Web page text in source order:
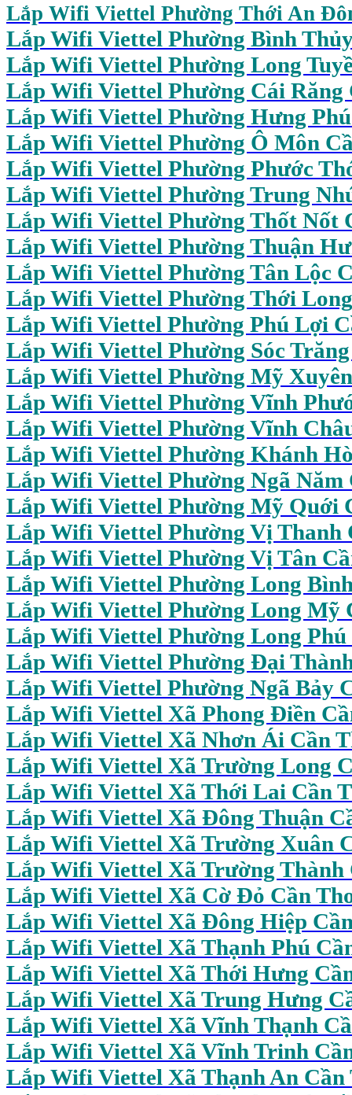
Lắp Wifi Viettel Phường Thới An
Lắp Wifi Viettel Phường Bình
Lắp Wifi Viettel Phường Long
Lắp Wifi Viettel Phường Cái Răng
Lắp Wifi Viettel Phường Hưng
Lắp Wifi Viettel Phường Ô Môn
Lắp Wifi Viettel Phường Phước
Lắp Wifi Viettel Phường Trung
Lắp Wifi Viettel Phường Thốt Nốt
Lắp Wifi Viettel Phường Thuận
Lắp Wifi Viettel Phường Tân Lộc
Lắp Wifi Viettel Phường Thới
Lắp Wifi Viettel Phường Phú Lợi
Lắp Wifi Viettel Phường Sóc
Lắp Wifi Viettel Phường Mỹ
Lắp Wifi Viettel Phường Vĩnh
Lắp Wifi Viettel Phường Vĩnh
Lắp Wifi Viettel Phường Khánh
Lắp Wifi Viettel Phường Ngã Năm
Lắp Wifi Viettel Phường Mỹ Quới
Lắp Wifi Viettel Phường Vị Thanh
Lắp Wifi Viettel Phường Vị Tân
Lắp Wifi Viettel Phường Long
Lắp Wifi Viettel Phường Long Mỹ
Lắp Wifi Viettel Phường Long Phú
Lắp Wifi Viettel Phường Đại
Lắp Wifi Viettel Phường Ngã Bảy
Lắp Wifi Viettel Xã Phong Điền
Lắp Wifi Viettel Xã Nhơn Ái Cần
Lắp Wifi Viettel Xã Trường Long
Lắp Wifi Viettel Xã Thới Lai Cần
Lắp Wifi Viettel Xã Đông Thuận
Lắp Wifi Viettel Xã Trường Xuân
Lắp Wifi Viettel Xã Trường Thành
Lắp Wifi Viettel Xã Cờ Đỏ Cần
Lắp Wifi Viettel Xã Đông Hiệp
Lắp Wifi Viettel Xã Thạnh Phú
Lắp Wifi Viettel Xã Thới Hưng
Lắp Wifi Viettel Xã Trung Hưng
Lắp Wifi Viettel Xã Vĩnh Thạnh
Lắp Wifi Viettel Xã Vĩnh Trinh
Lắp Wifi Viettel Xã Thạnh An Cần